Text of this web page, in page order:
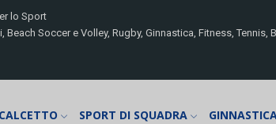
lo Sport
Soccer e Volley, Rugby, Ginnastica, Fitness, Tennis,
SPORT DI SQUADRA